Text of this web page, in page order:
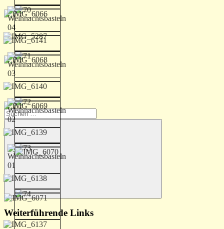
Suchen
nach:
Suchen
Weiterführende Links